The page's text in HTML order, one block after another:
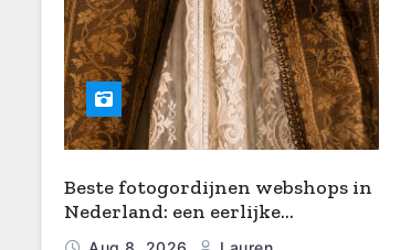
Beste fotogordijnen webshops in
Nederland: een eerlijke
vergelijking